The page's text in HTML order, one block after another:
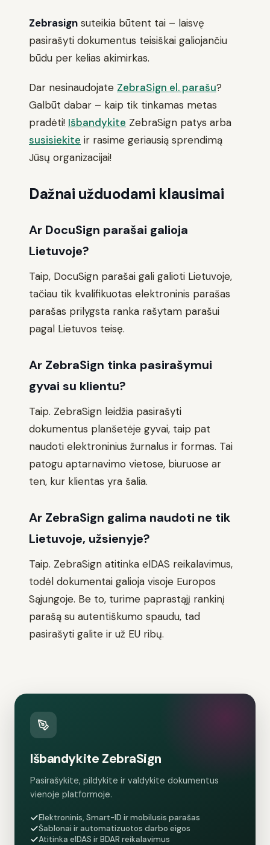
Zebrasign suteikia būtent tai – laisvę
pasirašyti dokumentus teisiškai galiojančiu
būdu per kelias akimirkas.
Dar nesinaudojate ZebraSign el. parašu?
Galbūt dabar – kaip tik tinkamas metas
pradėti! Išbandykite ZebraSign patys arba
susisiekite ir rasime geriausią sprendimą
Jūsų organizacijai!
Dažnai užduodami klausimai
Ar DocuSign parašai galioja
Lietuvoje?
Taip, DocuSign parašai gali galioti Lietuvoje,
tačiau tik kvalifikuotas elektroninis parašas
parašas prilygsta ranka rašytam parašui
pagal Lietuvos teisę.
Ar ZebraSign tinka pasirašymui
gyvai su klientu?
Taip. ZebraSign leidžia pasirašyti
dokumentus planšetėje gyvai, taip pat
naudoti elektroninius žurnalus ir formas. Tai
patogu aptarnavimo vietose, biuruose ar
ten, kur klientas yra šalia.
Ar ZebraSign galima naudoti ne tik
Lietuvoje, užsienyje?
Taip. ZebraSign atitinka eIDAS reikalavimus,
todėl dokumentai galioja visoje Europos
Sąjungoje. Be to, turime paprastąjį rankinį
parašą su autentiškumo spaudu, tad
pasirašyti galite ir už EU ribų.
Išbandykite ZebraSign
Pasirašykite, pildykite ir valdykite dokumentus
vienoje platformoje.
Elektroninis, Smart-ID ir mobilusis parašas
Šablonai ir automatizuotos darbo eigos
Atitinka eIDAS ir BDAR reikalavimus